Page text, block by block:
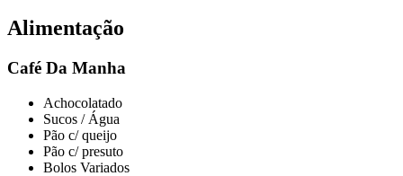
Alimentação
Café Da Manha
Achocolatado
Sucos / Água
Pão c/ queijo
Pão c/ presuto
Bolos Variados